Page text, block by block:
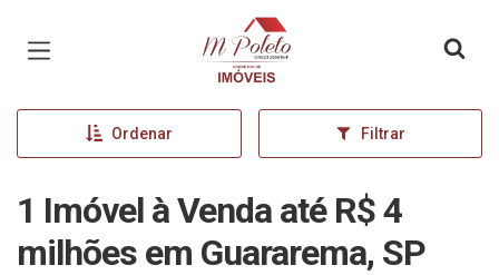
Página inicial
Ordenar Filtrar
1 Imóvel à Venda até R$ 4
milhões em Guararema, SP